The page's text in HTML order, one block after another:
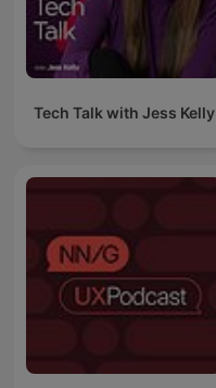
Tech Talk with Jess Kelly